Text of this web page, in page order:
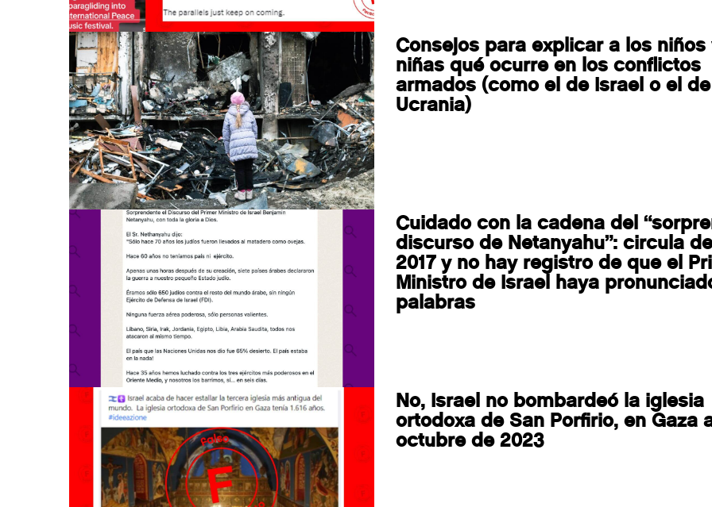
Consejos para explicar a los niños
niñas qué ocurre en los conflictos
armados (como el de Israel o el de
Ucrania)
Cuidado con la cadena del
discurso de Netanyahu”: circula
2017 y no hay registro de que el
Ministro de Israel haya
palabras
No, Israel no bombardeó la iglesia
ortodoxa de San Porfirio, en Gaza
octubre de 2023